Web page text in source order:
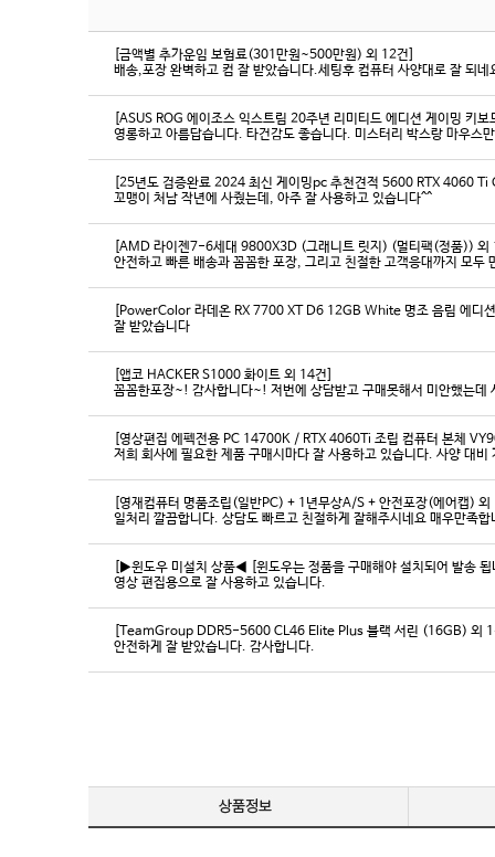
[금액별 추가운임 보험료(301만원~500만원) 외 12건]
배송,포장 완벽하고 컴 잘 받았습니다.세팅후 컴퓨터 사양대로 잘 되
[ASUS ROG 에이조스 익스트림 20주년 리미티드 에디션 게이밍 키
영롱하고 아름답습니다. 타건감도 좋습니다. 미스터리 박스랑 마우스
[25년도 검증완료 2024 최신 게이밍pc 추천견적 5600 RTX 4060
꼬맹이 처남 작년에 사줬는데, 아주 잘 사용하고 있습니다^^
[AMD 라이젠7-6세대 9800X3D (그래니트 릿지) (멀티팩(정품)) 외
[PowerColor 라데온 RX 7700 XT D6 12GB White 명조 음림 에디
잘 받았습니다
[앱코 HACKER S1000 화이트 외 14건]
꼼꼼한포장~! 감사합니다~! 저번에 상담받고 구매못해서 미안했는
[영상편집 에펙전용 PC 14700K / RTX 4060Ti 조립 컴퓨터 본체
[영재컴퓨터 명품조립(일반PC) + 1년무상A/S + 안전포장(에어캡)
일처리 깔끔합니다. 상담도 빠르고 친절하게 잘해주시네요 매우만족
[▶윈도우 미설치 상품◀ [윈도우는 정품을 구매해야 설치되어 발송
영상 편집용으로 잘 사용하고 있습니다.
[TeamGroup DDR5-5600 CL46 Elite Plus 블랙 서린 (16GB) 외
안전하게 잘 받았습니다. 감사합니다.